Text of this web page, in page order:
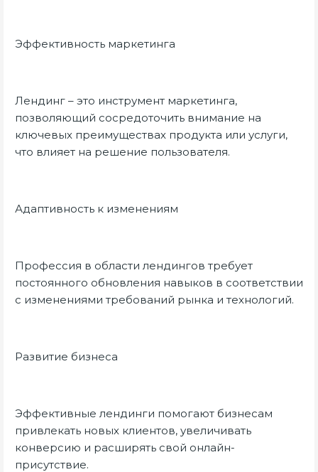
Эффективность маркетинга
Лендинг – это инструмент маркетинга,
позволяющий сосредоточить внимание на
ключевых преимуществах продукта или услуги,
что влияет на решение пользователя.
Адаптивность к изменениям
Профессия в области лендингов требует
постоянного обновления навыков в соответствии
с изменениями требований рынка и технологий.
Развитие бизнеса
Эффективные лендинги помогают бизнесам
привлекать новых клиентов, увеличивать
конверсию и расширять свой онлайн-
присутствие.